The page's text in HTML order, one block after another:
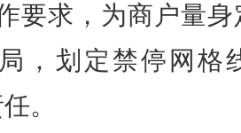
要求，为商户量
，划定禁停网格
。